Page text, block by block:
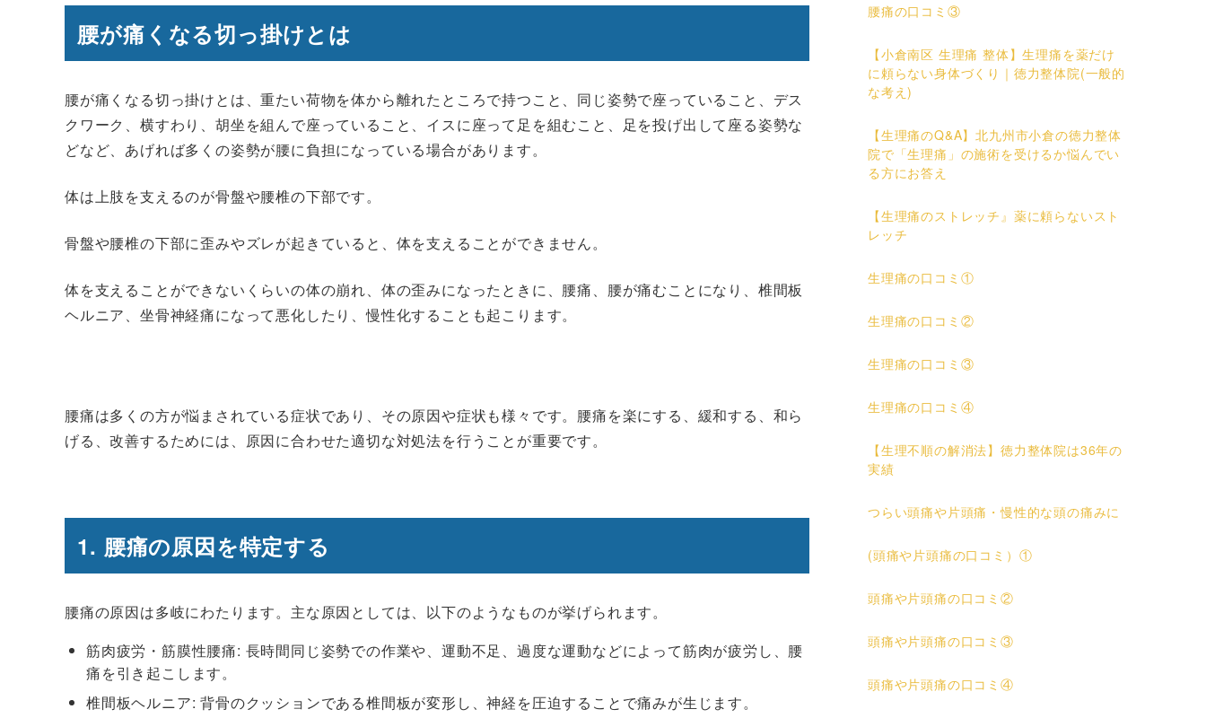
腰が痛くなる切っ掛けとは
腰が痛くなる切っ掛けとは、重たい荷物を体から離れたところで持つこと、同じ姿勢で座っていること、デス
クワーク、横すわり、胡坐を組んで座っていること、イスに座って足を組むこと、足を投げ出して座る姿勢な
どなど、あげれば多くの姿勢が腰に負担になっている場合があります。
体は上肢を支えるのが骨盤や腰椎の下部です。
骨盤や腰椎の下部に歪みやズレが起きていると、体を支えることができません。
体を支えることができないくらいの体の崩れ、体の歪みになったときに、腰痛、腰が痛むことになり、椎間板
ヘルニア、坐骨神経痛になって悪化したり、慢性化することも起こります。
腰痛は多くの方が悩まされている症状であり、その原因や症状も様々です。腰痛を楽にする、緩和する、和ら
げる、改善するためには、原因に合わせた適切な対処法を行うことが重要です。
1. 腰痛の原因を特定する
腰痛の原因は多岐にわたります。主な原因としては、以下のようなものが挙げられます。
筋肉疲労・筋膜性腰痛: 長時間同じ姿勢での作業や、運動不足、過度な運動などによって筋肉が疲労し、腰
痛を引き起こします。
椎間板ヘルニア: 背骨のクッションである椎間板が変形し、神経を圧迫することで痛みが生じます。
腰痛の口コミ③
【小倉南区 生理痛 整体】生理痛を薬だけ
に頼らない身体づくり｜徳力整体院(一般的
な考え)
【生理痛のQ&A】北九州市小倉の徳力整体
院で「生理痛」の施術を受けるか悩んでい
る方にお答え
【生理痛のストレッチ』薬に頼らないスト
レッチ
生理痛の口コミ①
生理痛の口コミ②
生理痛の口コミ③
生理痛の口コミ④
【生理不順の解消法】徳力整体院は36年の
実績
つらい頭痛や片頭痛・慢性的な頭の痛みに
(頭痛や片頭痛の口コミ）①
頭痛や片頭痛の口コミ②
頭痛や片頭痛の口コミ③
頭痛や片頭痛の口コミ④